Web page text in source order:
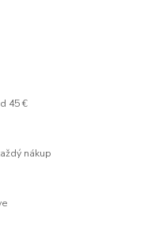
45 €
nákup